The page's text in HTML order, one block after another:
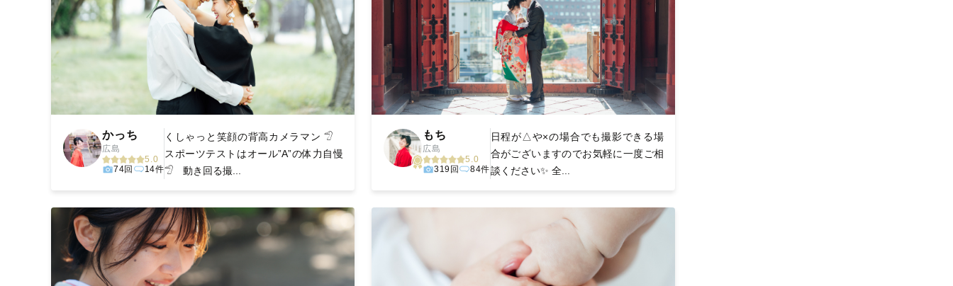
かっち
広島
5.0
74回
14件
くしゃっと笑顔の背高カメラマン 𓅿
スポーツテストはオール”A”の体力自慢
𓅿 動き回る撮...
もち
広島
5.0
319回
84件
日程が△や×の場合でも撮影できる場
合がございますのでお気軽に一度ご相
談ください✨ 全...